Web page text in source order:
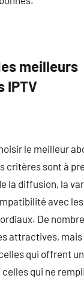
meilleurs
IPTV
le meilleur
critères sont à
la diffusion, la
avec
De
attractives,
qui offrent
qui ne